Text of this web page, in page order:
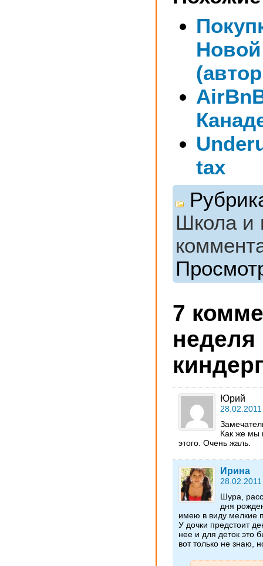
tax
Школа и
7
неделя
Юрий
Как же мы
этого. Очень жаль.
Ирина
Шура,
дня
имею в виду мелкие
У дочки предстоит
нее и для деток это
вот только не знаю,